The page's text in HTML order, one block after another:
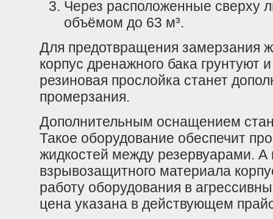
Через расположенные сверху
объёмом до 63 м³.
Для предотвращения замерзания
корпус дренажного бака грунтуют
резиновая прослойка станет
промерзания.
Дополнительным оснащением
Такое оборудование обеспечит
жидкостей между резервуарами.
взрывозащитного материала
работу оборудования в
цена указана в действующем